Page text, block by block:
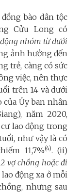
bào dân tộc
Cửu Long có
nhóm từ dưới
ảnh hưởng đến
trẻ, càng có sức
việc, nên thực
trên 14 và dưới
của Ủy ban nhân
năm 2020,
lao động trong
như vậy là có
11,7%(4). (ii)
vợ chồng hoặc đi
lao động xa ở mỗi
nhưng sau